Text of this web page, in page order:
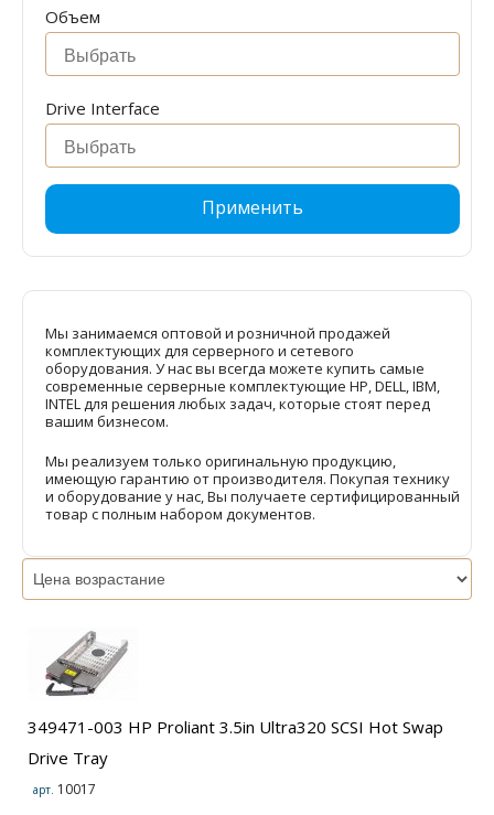
Объем
Drive Interface
Применить
Мы занимаемся оптовой и розничной продажей
комплектующих для серверного и сетевого
оборудования. У нас вы всегда можете купить самые
современные серверные комплектующие HP, DELL, IBM,
INTEL для решения любых задач, которые стоят перед
вашим бизнесом.
Мы реализуем только оригинальную продукцию,
имеющую гарантию от производителя. Покупая технику
и оборудование у нас, Вы получаете сертифицированный
товар с полным набором документов.
349471-003 HP Proliant 3.5in Ultra320 SCSI Hot Swap
Drive Tray
арт. 10017